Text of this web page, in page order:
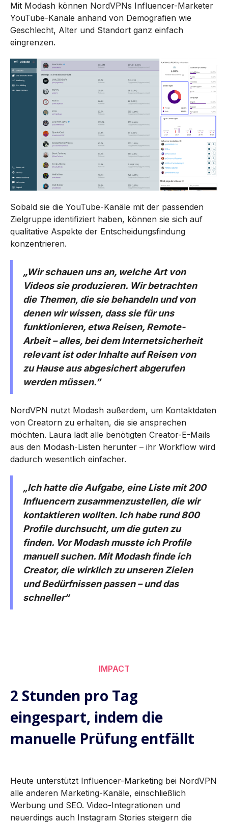
Mit Modash können NordVPNs Influencer-Marketer
YouTube-Kanäle anhand von Demografien wie
Geschlecht, Alter und Standort ganz einfach
eingrenzen.
Sobald sie die YouTube-Kanäle mit der passenden
Zielgruppe identifiziert haben, können sie sich auf
qualitative Aspekte der Entscheidungsfindung
konzentrieren.
„Wir schauen uns an, welche Art von
Videos sie produzieren. Wir betrachten
die Themen, die sie behandeln und von
denen wir wissen, dass sie für uns
funktionieren, etwa Reisen, Remote-
Arbeit – alles, bei dem Internetsicherheit
relevant ist oder Inhalte auf Reisen von
zu Hause aus abgesichert abgerufen
werden müssen.”
NordVPN nutzt Modash außerdem, um Kontaktdaten
von Creatorn zu erhalten, die sie ansprechen
möchten. Laura lädt alle benötigten Creator-E-Mails
aus den Modash-Listen herunter – ihr Workflow wird
dadurch wesentlich einfacher.
„Ich hatte die Aufgabe, eine Liste mit 200
Influencern zusammenzustellen, die wir
kontaktieren wollten. Ich habe rund 800
Profile durchsucht, um die guten zu
finden. Vor Modash musste ich Profile
manuell suchen. Mit Modash finde ich
Creator, die wirklich zu unseren Zielen
und Bedürfnissen passen – und das
schneller“
IMPACT
2 Stunden pro Tag
eingespart, indem die
manuelle Prüfung entfällt
Heute unterstützt Influencer-Marketing bei NordVPN
alle anderen Marketing-Kanäle, einschließlich
Werbung und SEO. Video-Integrationen und
neuerdings auch Instagram Stories steigern die